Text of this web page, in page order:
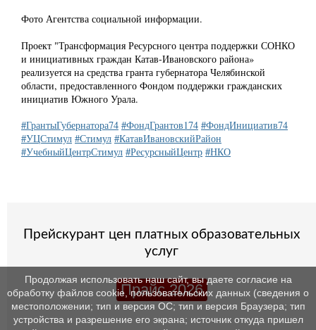
Фото Агентства социальной информации.
Проект "Трансформация Ресурсного центра поддержки СОНКО
и инициативных граждан Катав-Ивановского района»
реализуется на средства гранта губернатора Челябинской
области, предоставленного Фондом поддержки гражданских
инициатив Южного Урала.
#ГрантыГубернатора74 #ФондГрантов174 #ФондИнициатив74
#УЦСтимул #Стимул #КатавИвановскийРайон
#УчебныйЦентрСтимул #РесурсныйЦентр #НКО
Прейскурант цен платных образовательных
услуг
Прайс 2026
Продолжая использовать наш сайт, вы даете согласие на
обработку файлов cookie, пользовательских данных (сведения о
местоположении; тип и версия ОС; тип и версия Браузера; тип
устройства и разрешение его экрана; источник откуда пришел